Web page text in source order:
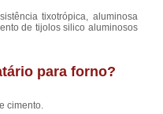
tixotrópica, aluminosa
de tijolos silico aluminosos
para forno?
cimento.